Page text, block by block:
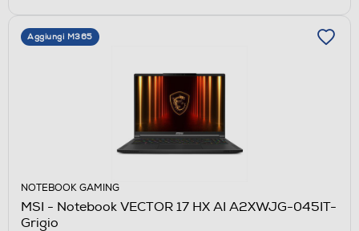
Aggiungi M365
NOTEBOOK GAMING
MSI - Notebook VECTOR 17 HX AI A2XWJG-045IT-
Grigio